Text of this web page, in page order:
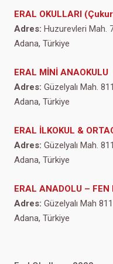
ERAL OKULLARI
Adres: Huzurevleri Mah.
Adana, Türkiye
ERAL MİNİ ANAOKULU
Adres: Güzelyalı Mah.
Adana, Türkiye
ERAL İLKOKUL &
Adres: Güzelyalı Mah.
Adana, Türkiye
ERAL ANADOLU – FEN
Adres: Güzelyalı Mah
Adana, Türkiye